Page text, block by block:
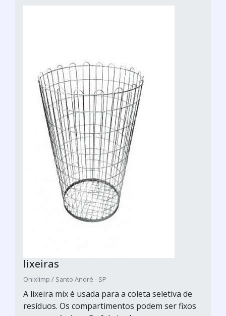
lixeiras
Onixlimp / Santo André - SP
A lixeira mix é usada para a coleta seletiva de
resíduos. Os compartimentos podem ser fixos